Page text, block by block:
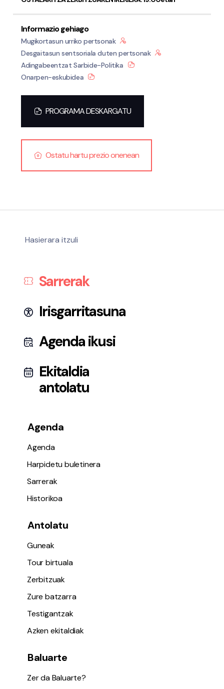
Informazio gehiago
Mugikortasun urriko pertsonak
Desgaitasun sentsoriala duten pertsonak
Adingabeentzat Sarbide-Politika
Onarpen-eskubidea
PROGRAMA DESKARGATU
Ostatu hartu prezio onenean
Hasierara itzuli
Sarrerak
Irisgarritasuna
Agenda ikusi
Ekitaldia
antolatu
Agenda
Agenda
Harpidetu buletinera
Sarrerak
Historikoa
Antolatu
Guneak
Tour birtuala
Zerbitzuak
Zure batzarra
Testigantzak
Azken ekitaldiak
Baluarte
Zer da Baluarte?